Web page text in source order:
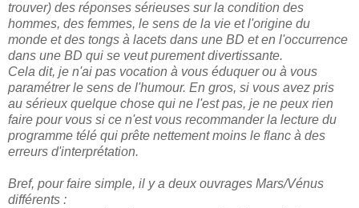
trouver) des réponses sérieuses sur la condition des
hommes, des femmes, le sens de la vie et l'origine du
monde et des tongs à lacets dans une BD et en l'occurrence
dans une BD qui se veut purement divertissante.
Cela dit, je n'ai pas vocation à vous éduquer ou à vous
paramétrer le sens de l'humour. En gros, si vous avez pris
au sérieux quelque chose qui ne l'est pas, je ne peux rien
faire pour vous si ce n'est vous recommander la lecture du
programme télé qui prête nettement moins le flanc à des
erreurs d'interprétation.
Bref, pour faire simple, il y a deux ouvrages Mars/Vénus
différents :